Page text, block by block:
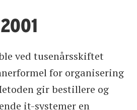
ved tusenårsskiftet
for organisering
gir bestillere og
it-systemer en